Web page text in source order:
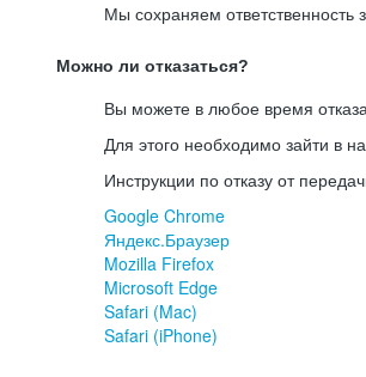
Мы сохраняем
Можно ли отказаться?
Вы можете в любое время
Для этого необходимо зайти в
Инструкции по отказу от
Google Chrome
Яндекс.Браузер
Mozilla Firefox
Microsoft Edge
Safari (Mac)
Safari (iPhone)